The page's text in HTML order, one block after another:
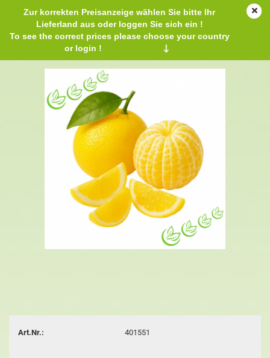
Zur korrekten Preisanzeige wählen Sie bitte Ihr
Lieferland aus oder loggen Sie sich ein !
To see the correct prices please choose your country
or login !
↓
Äth. Zitronenöl BIO 500 ml
Art.Nr.: 401551